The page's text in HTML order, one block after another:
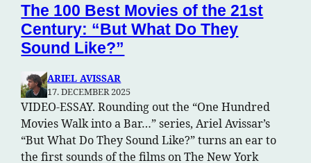
The 100 Best Movies of the 21st
Century: “But What Do They
Sound Like?”
ARIEL AVISSAR
17. DECEMBER 2025
VIDEO-ESSAY. Rounding out the “One Hundred
Movies Walk into a Bar…” series, Ariel Avissar’s
“But What Do They Sound Like?” turns an ear to
the first sounds of the films on The New York